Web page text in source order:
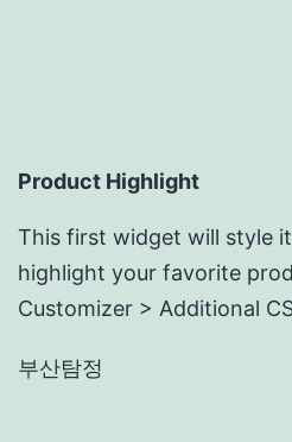
Product Highlight
This first widget will style
highlight your favorite
Customizer > Additional
부산탐정